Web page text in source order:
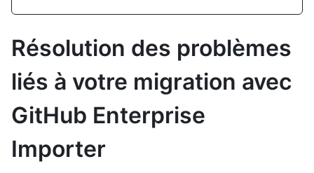
Résolution des problèmes
liés à votre migration avec
GitHub Enterprise
Importer